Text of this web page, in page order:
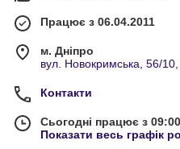
Працює з 06.04.2011
м. Дніпро
вул. Новокримська, 56/10,
Контакти
Сьогодні працює з
Показати весь графік